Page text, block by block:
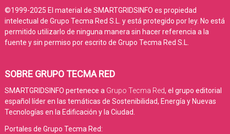
©1999-2025 El material de SMARTGRIDSINFO es propiedad
intelectual de Grupo Tecma Red S.L. y está protegido por ley. No está
permitido utilizarlo de ninguna manera sin hacer referencia a la
fuente y sin permiso por escrito de Grupo Tecma Red S.L.
SOBRE GRUPO TECMA RED
SMARTGRIDSINFO pertenece a Grupo Tecma Red, el grupo editorial
español líder en las temáticas de Sostenibilidad, Energía y Nuevas
Tecnologías en la Edificación y la Ciudad.
Portales de Grupo Tecma Red: